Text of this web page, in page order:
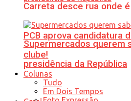
PCB aprova candidatura
presidência da República
Carreta desce rua onde
Supermercados querem
clube!
Colunas
Tudo
Em Dois Tempos